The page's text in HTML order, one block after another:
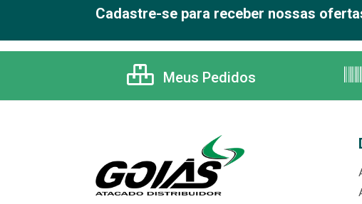
Cadastre-se para receber nossas
Meus Pedidos